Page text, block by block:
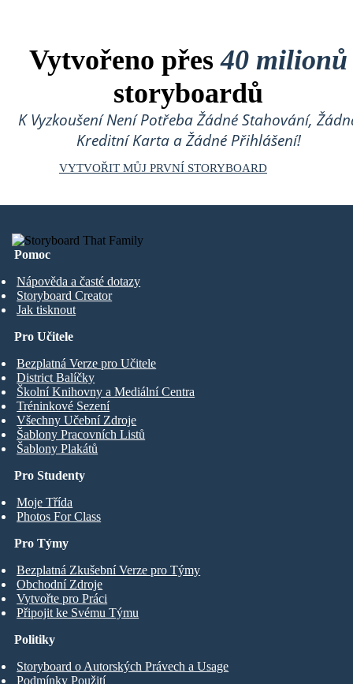
Vytvořeno přes40 milionů
storyboardů
K Vyzkoušení Není Potřeba Žádné Stahování,
Kreditní Karta a Žádné Přihlášení!
VYTVOŘIT MŮJ PRVNÍ STORYBOARD
Pomoc
Nápověda a časté dotazy
Storyboard Creator
Jak tisknout
Pro Studenty
Moje Třída
Photos For Class
Pro Učitele
Bezplatná Verze pro Učitele
District Balíčky
Školní Knihovny a Mediální Centra
Tréninkové Sezení
Všechny Učební Zdroje
Šablony Pracovních Listů
Šablony Plakátů
Pro Týmy
Bezplatná Zkušební Verze pro Týmy
Obchodní Zdroje
Vytvořte pro Práci
Připojit ke Svému Týmu
Politiky
Storyboard o Autorských Právech a Usage
Podmínky Použití